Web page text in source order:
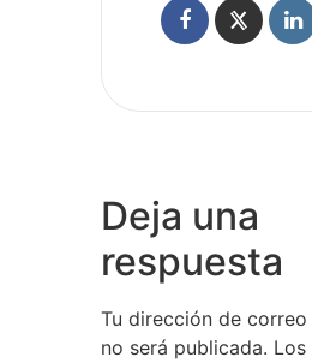
Deja una
respuesta
Tu dirección de
no será publicada. Los